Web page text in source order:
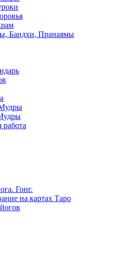
Бандхи, Пранаямы
работа
Гонг.
на картах Таро